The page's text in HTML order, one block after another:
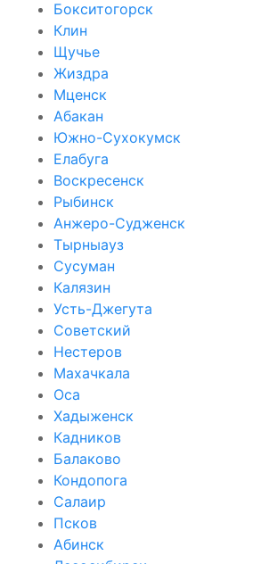
Бокситогорск
Клин
Щучье
Жиздра
Мценск
Абакан
Южно-Сухокумск
Елабуга
Воскресенск
Рыбинск
Анжеро-Судженск
Тырныауз
Сусуман
Калязин
Усть-Джегута
Советский
Нестеров
Махачкала
Оса
Хадыженск
Кадников
Балаково
Кондопога
Салаир
Псков
Абинск